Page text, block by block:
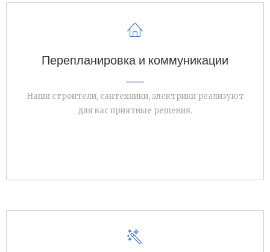
Перепланировка и коммуникации
Наши строители, сантехники, электрики реализуют
для вас приятные решения.